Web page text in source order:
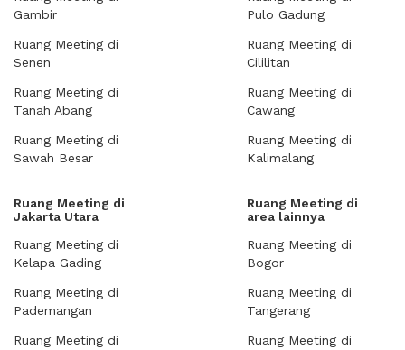
Gambir
Ruang Meeting di
Senen
Ruang Meeting di
Tanah Abang
Ruang Meeting di
Sawah Besar
Pulo Gadung
Ruang Meeting di
Cililitan
Ruang Meeting di
Cawang
Ruang Meeting di
Kalimalang
Ruang Meeting di
Jakarta Utara
Ruang Meeting di
Kelapa Gading
Ruang Meeting di
Pademangan
Ruang Meeting di
Ruang Meeting di
area lainnya
Ruang Meeting di
Bogor
Ruang Meeting di
Tangerang
Ruang Meeting di